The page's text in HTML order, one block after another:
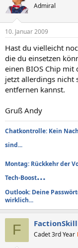
Admiral
10. Januar 2009
Hast du vielleicht
die du einsetzen
einen BIOS Chip mit
jetzt allerdings nicht
entfernen kannst.
Gruß Andy
Chatkontrolle: Kein
sind...
Montag: Rückkehr der
Tech-Boost...
Outlook: Deine
wirklich...
F FactionSkill
Cadet 3rd Year